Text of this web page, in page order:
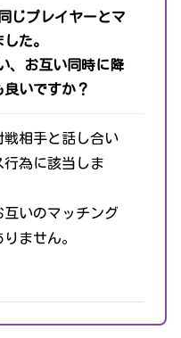
じプレイヤーとマ
た。
、お互い同時に降
いですか？
戦相手と話し合い
為に該当しま
いのマッチング
ません。